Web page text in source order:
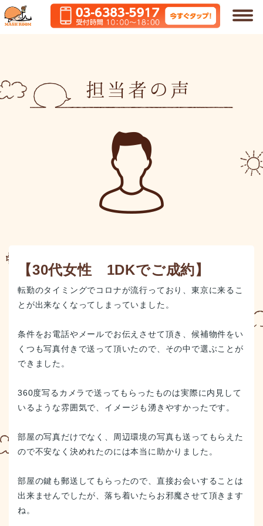
【30代女性 1DKでご成約】
転勤のタイミングでコロナが流行っており、東京に来るこ
とが出来なくなってしまっていました。
条件をお電話やメールでお伝えさせて頂き、候補物件をい
くつも写真付きで送って頂いたので、その中で選ぶことが
できました。
360度写るカメラで送ってもらったものは実際に内見して
いるような雰囲気で、イメージも湧きやすかったです。
部屋の写真だけでなく、周辺環境の写真も送ってもらえた
ので不安なく決めれたのには本当に助かりました。
部屋の鍵も郵送してもらったので、直接お会いすることは
出来ませんでしたが、落ち着いたらお邪魔させて頂きます
ね。